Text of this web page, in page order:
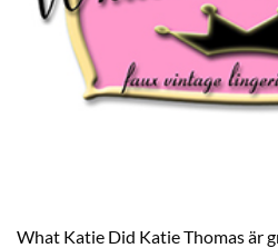
What Katie Did Katie Thomas är